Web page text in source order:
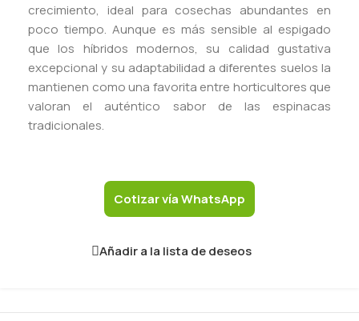
crecimiento, ideal para cosechas abundantes en
poco tiempo. Aunque es más sensible al espigado
que los híbridos modernos, su calidad gustativa
excepcional y su adaptabilidad a diferentes suelos la
mantienen como una favorita entre horticultores que
valoran el auténtico sabor de las espinacas
tradicionales.
Cotizar vía WhatsApp
Añadir a la lista de deseos